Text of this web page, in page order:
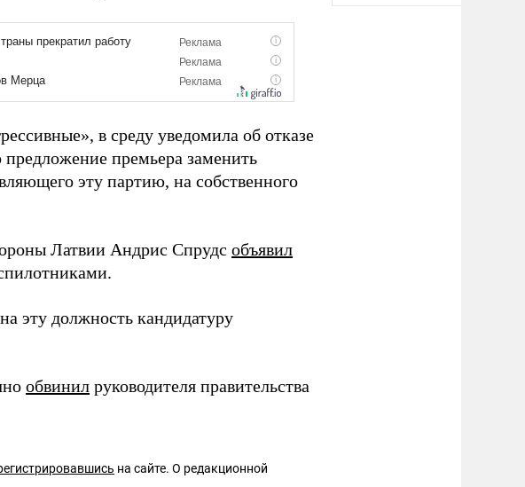
в среду уведомила об отказе
премьера заменить
эту партию, на собственного
Латвии Андрис Спрудс объявил
на эту должность кандидатуру
обвинил руководителя правительства
на сайте. О редакционной